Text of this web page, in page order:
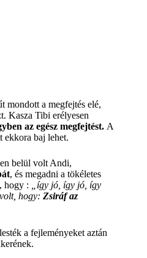
mondott a megfejtés elé,
Kasza Tibi erélyesen
az egész megfejtést. A
ekkora baj lehet.
belül volt Andi,
, és megadni a tökéletes
hogy : „így jó, így jó, így
hogy: Zsiráf az
a fejleményeket aztán